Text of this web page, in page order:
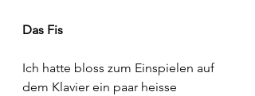
Das Fis
Ich hatte bloss zum Einspielen auf
dem Klavier ein paar heisse